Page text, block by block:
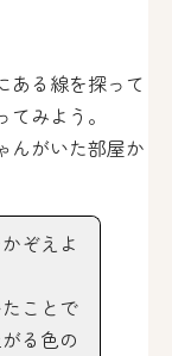
ある線を探って
みよう。
んがいた部屋か
ぞえよ
ことで
る色の